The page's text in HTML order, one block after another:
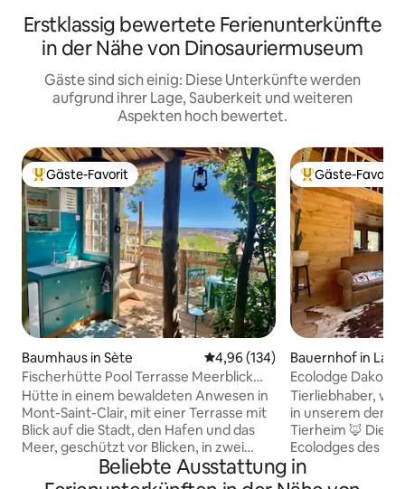
Erstklassig bewertete Ferienunterkünfte
in der Nähe von Dinosauriermuseum
Gäste sind sich einig: Diese Unterkünfte werden
aufgrund ihrer Lage, Sauberkeit und weiteren
Aspekten hoch bewertet.
Beliebter Gäste-Favorit.
Gäste-Favorit
Baumhaus in Sète Durchschnittliche Bewertung:
4,96 (134)
Fischerhütte Pool Terrasse Meerblick
Stadt
Hütte in einem bewaldeten Anwesen in
Mont-Saint-Clair, mit einer Terrasse mit
Blick auf die Stadt, den Hafen und das
Meer, geschützt vor Blicken, in zwei
privaten Bereichen, die durch eine
Außentreppe miteinander verbunden
Beliebter Gäste-
Gäste-Favorit
Bauernhof in La
Ecolodge Dakota
Füchsen
Tierliebhaber,
in unserem den
Tierheim 🦊 Die ungewöhnlichen
Ecolodges des
ermöglichen die
Füchsen, die
Beliebte Ausstattung in